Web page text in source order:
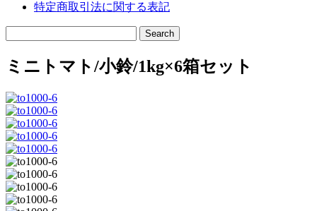
特定商取引法に関する表記
ミニトマト/小鈴/1kg×6箱セット